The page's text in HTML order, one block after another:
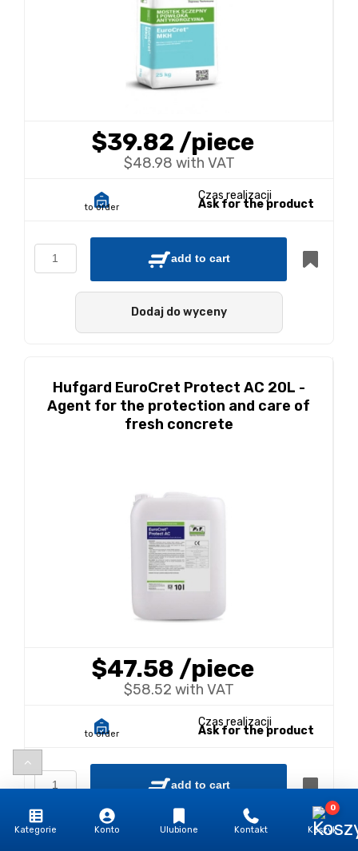
$39.82 /piece
$48.98 with VAT
to order
Czas realizacji
Ask for the product
add to cart
Dodaj do wyceny
Hufgard EuroCret Protect AC 20L -
Agent for the protection and care of
fresh concrete
$47.58 /piece
$58.52 with VAT
to order
Czas realizacji
Ask for the product
add to cart
Kategorie Konto Ulubione Kontakt
0
Koszyk